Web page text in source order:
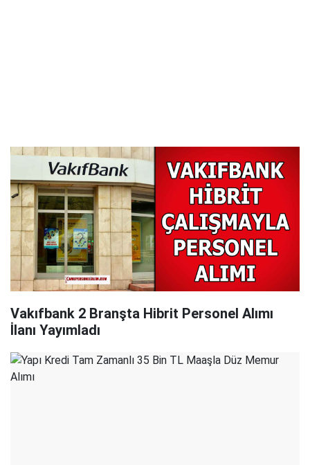
Vakıfbank 2 Branşta Hibrit Personel Alımı
İlanı Yayımladı